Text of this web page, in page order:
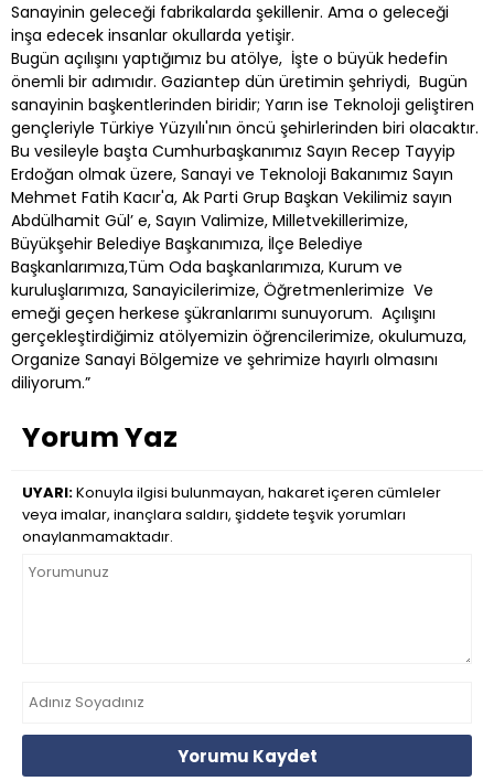
Sanayinin geleceği fabrikalarda şekillenir. Ama o geleceği
inşa edecek insanlar okullarda yetişir.
Bugün açılışını yaptığımız bu atölye, İşte o büyük hedefin
önemli bir adımıdır. Gaziantep dün üretimin şehriydi, Bugün
sanayinin başkentlerinden biridir; Yarın ise Teknoloji geliştiren
gençleriyle Türkiye Yüzyılı'nın öncü şehirlerinden biri olacaktır.
Bu vesileyle başta Cumhurbaşkanımız Sayın Recep Tayyip
Erdoğan olmak üzere, Sanayi ve Teknoloji Bakanımız Sayın
Mehmet Fatih Kacır'a, Ak Parti Grup Başkan Vekilimiz sayın
Abdülhamit Gül’ e, Sayın Valimize, Milletvekillerimize,
Büyükşehir Belediye Başkanımıza, İlçe Belediye
Başkanlarımıza,Tüm Oda başkanlarımıza, Kurum ve
kuruluşlarımıza, Sanayicilerimize, Öğretmenlerimize Ve
emeği geçen herkese şükranlarımı sunuyorum. Açılışını
gerçekleştirdiğimiz atölyemizin öğrencilerimize, okulumuza,
Organize Sanayi Bölgemize ve şehrimize hayırlı olmasını
diliyorum.”
Yorum Yaz
UYARI:Konuyla ilgisi bulunmayan, hakaret içeren cümleler
veya imalar, inançlara saldırı, şiddete teşvik yorumları
onaylanmamaktadır.
Yorumu Kaydet